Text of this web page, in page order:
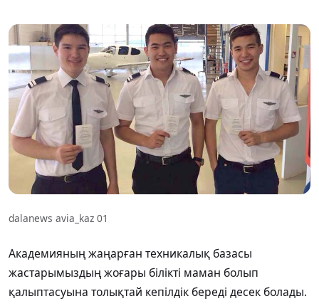
dalanews avia_kaz 01
Академияның жаңарған техникалық базасы
жастарымыздың жоғары білікті маман болып
қалыптасуына толықтай кепілдік береді десек болады.